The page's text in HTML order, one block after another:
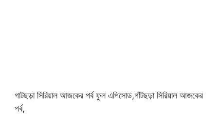
গাটছড়া সিরিয়াল আজকের পর্ব ফুল এপিসোড,গাঁটছড়া সিরিয়াল আজকের
পর্ব,